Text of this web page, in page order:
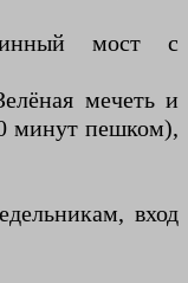
мост с
мечеть и
минут пешком),
вход